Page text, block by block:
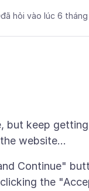
đã hỏi vào lúc 6
but keep
Continue"
the